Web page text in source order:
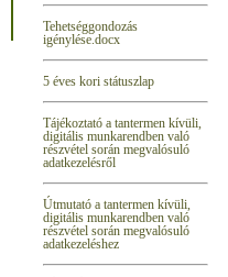
Tehetséggondozás
igénylése.docx
5 éves kori státuszlap
Tájékoztató a tantermen kívüli,
digitális munkarendben való
részvétel során megvalósuló
adatkezelésről
Útmutató a tantermen kívüli,
digitális munkarendben való
részvétel során megvalósuló
adatkezeléshez